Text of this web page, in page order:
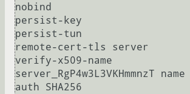
nobind
persist-key
persist-tun
remote-cert-tls server
verify-x509-name
server_RgP4w3L3VKHmmnzT name
auth SHA256